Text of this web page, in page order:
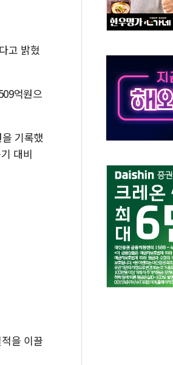
염에 온열질환 사망 23명…정부, 비상대응기
위 아파트 부양, 수도 베이징도 부동산 규제
대리 계곡서 수위 상승으로 피서객 7명 고립…
·남부 동해안 시간당 50mm 이상 폭우…호
에서 일하던 90대 숨져…온열질환 여부 조사
車 운전면허 기능시험 오전 집중 편성…체감
고 밝혔
억원으
기록했
대비
을 이끌